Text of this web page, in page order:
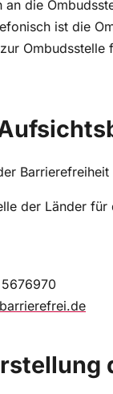
an die
ist die
Ombudsstelle
der Länder